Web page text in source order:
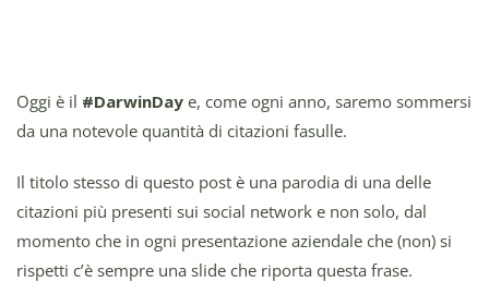
Oggi è il #DarwinDay e, come ogni anno, saremo sommersi
da una notevole quantità di citazioni fasulle.
Il titolo stesso di questo post è una parodia di una delle
citazioni più presenti sui social network e non solo, dal
momento che in ogni presentazione aziendale che (non) si
rispetti c’è sempre una slide che riporta questa frase.